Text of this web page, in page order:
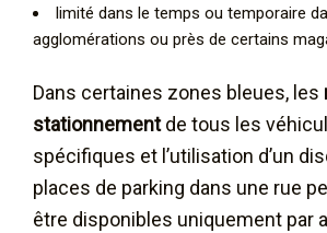
limité dans le temps ou temporaire
agglomérations ou près de certains
Dans certaines zones bleues, les
stationnementde tous les
spécifiques et l’utilisation d’un
places de parking dans une rue
être disponibles uniquement par